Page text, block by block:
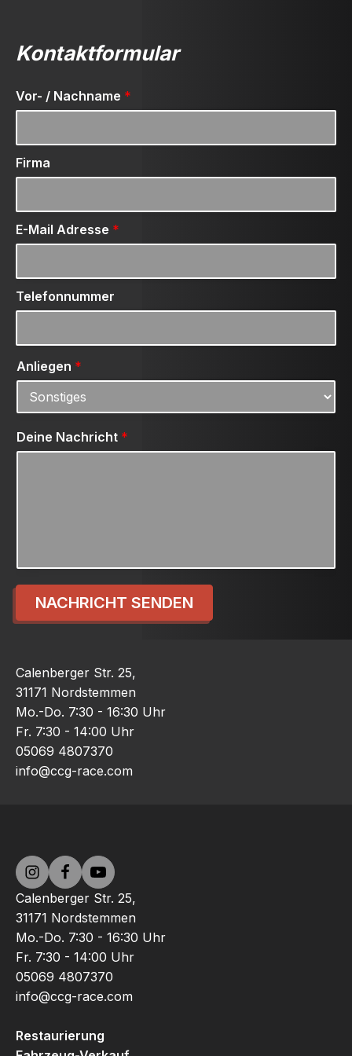
Kontaktformular
Vor- / Nachname *
Firma
E-Mail Adresse *
Telefonnummer
Anliegen *
Deine Nachricht *
NACHRICHT SENDEN
Calenberger Str. 25,
31171 Nordstemmen
Mo.-Do. 7:30 - 16:30 Uhr
Fr. 7:30 - 14:00 Uhr
05069 4807370
info@ccg-race.com
Calenberger Str. 25,
31171 Nordstemmen
Mo.-Do. 7:30 - 16:30 Uhr
Fr. 7:30 - 14:00 Uhr
05069 4807370
info@ccg-race.com
Restaurierung